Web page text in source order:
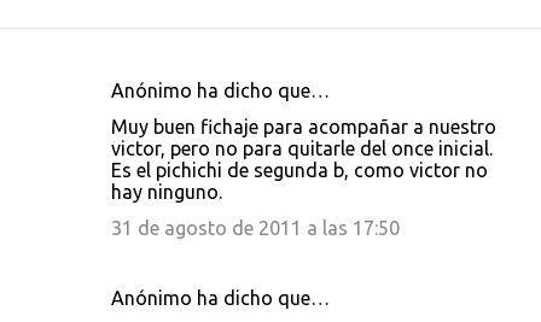
Anónimo ha dicho que…
Muy buen fichaje para acompañar a nuestro
victor, pero no para quitarle del once inicial.
Es el pichichi de segunda b, como victor no
hay ninguno.
31 de agosto de 2011 a las 17:50
Anónimo ha dicho que…